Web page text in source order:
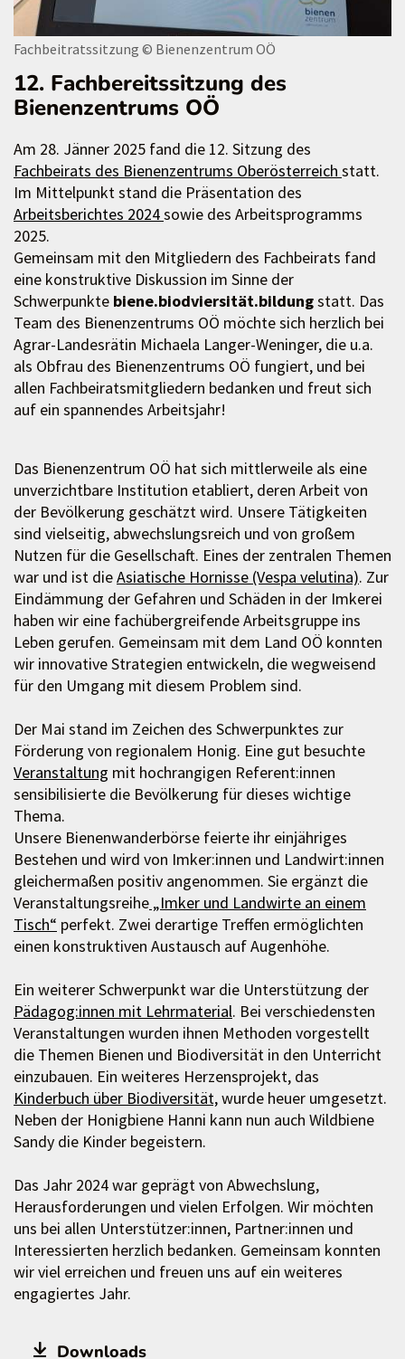
Fachbeitratssitzung © Bienenzentrum OÖ
12. Fachbereitssitzung des
Bienenzentrums OÖ
Am 28. Jänner 2025 fand die 12. Sitzung des
Fachbeirats des Bienenzentrums Oberösterreich statt.
Im Mittelpunkt stand die Präsentation des
Arbeitsberichtes 2024sowie des Arbeitsprogramms
2025.
Gemeinsam mit den Mitgliedern des Fachbeirats fand
eine konstruktive Diskussion im Sinne der
Schwerpunkte biene.biodviersität.bildungstatt. Das
Team des Bienenzentrums OÖ möchte sich herzlich bei
Agrar-Landesrätin Michaela Langer-Weninger, die u.a.
als Obfrau des Bienenzentrums OÖ fungiert, und bei
allen Fachbeiratsmitgliedern bedanken und freut sich
auf ein spannendes Arbeitsjahr!
Das Bienenzentrum OÖ hat sich mittlerweile als eine
unverzichtbare Institution etabliert, deren Arbeit von
der Bevölkerung geschätzt wird. Unsere Tätigkeiten
sind vielseitig, abwechslungsreich und von großem
Nutzen für die Gesellschaft. Eines der zentralen Themen
war und ist dieAsiatische Hornisse (Vespa velutina). Zur
Eindämmung der Gefahren und Schäden in der Imkerei
haben wir eine fachübergreifende Arbeitsgruppe ins
Leben gerufen. Gemeinsam mit dem Land OÖ konnten
wir innovative Strategien entwickeln, die wegweisend
für den Umgang mit diesem Problem sind.
Der Mai stand im Zeichen des Schwerpunktes zur
Förderung von regionalem Honig. Eine gut besuchte
Veranstaltung mit hochrangigen Referent:innen
sensibilisierte die Bevölkerung für dieses wichtige
Thema.
Unsere Bienenwanderbörse feierte ihr einjähriges
Bestehen und wird von Imker:innen und Landwirt:innen
gleichermaßen positiv angenommen. Sie ergänzt die
Veranstaltungsreihe „Imker und Landwirte an einem
Tisch“ perfekt. Zwei derartige Treffen ermöglichten
einen konstruktiven Austausch auf Augenhöhe.
Ein weiterer Schwerpunkt war die Unterstützung der
Pädagog:innen mit Lehrmaterial. Bei verschiedensten
Veranstaltungen wurden ihnen Methoden vorgestellt
die Themen Bienen und Biodiversität in den Unterricht
einzubauen. Ein weiteres Herzensprojekt, das
Kinderbuch über Biodiversität,wurde heuer umgesetzt.
Neben der Honigbiene Hanni kann nun auch Wildbiene
Sandy die Kinder begeistern.
Das Jahr 2024 war geprägt von Abwechslung,
Herausforderungen und vielen Erfolgen. Wir möchten
uns bei allen Unterstützer:innen, Partner:innen und
Interessierten herzlich bedanken. Gemeinsam konnten
wir viel erreichen und freuen uns auf ein weiteres
engagiertes Jahr.
Downloads